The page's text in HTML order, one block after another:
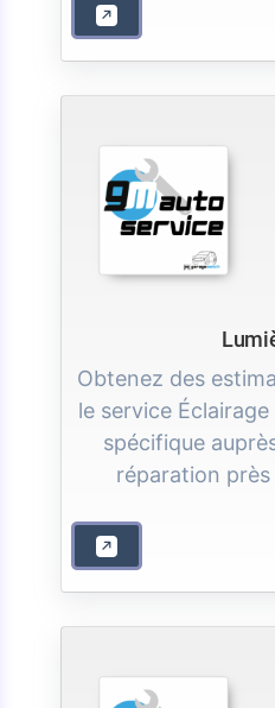
Obtenez des
le service
spécifique
réparation